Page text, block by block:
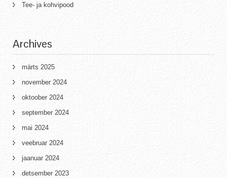
Tee- ja kohvipood
Archives
märts 2025
november 2024
oktoober 2024
september 2024
mai 2024
veebruar 2024
jaanuar 2024
detsember 2023